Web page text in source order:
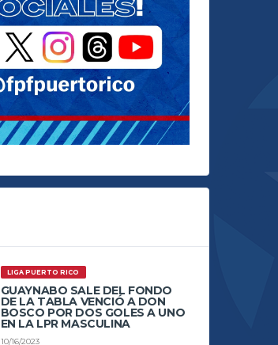
LIGA PUERTO RICO
GUAYNABO SALE DEL FONDO
DE LA TABLA VENCIÓ A DON
BOSCO POR DOS GOLES A UNO
EN LA LPR MASCULINA
10/16/2023